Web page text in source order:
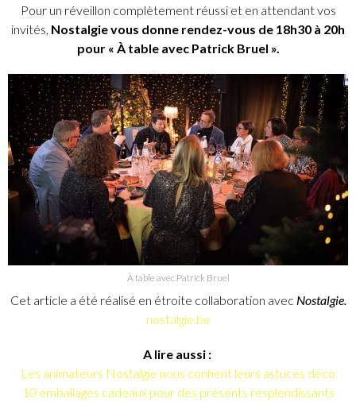
Pour un réveillon complètement réussi et en attendant vos
invités, Nostalgie vous donne rendez-vous de 18h30 à 20h
pour « À table avec Patrick Bruel ».
À table avec Patrick Bruel
Cet article a été réalisé en étroite collaboration avec Nostalgie.
nostalgie.be
A lire aussi :
Les animateurs Nostalgie nous confient leurs astuces déco
10 emballages cadeaux pour des présents resplendissants